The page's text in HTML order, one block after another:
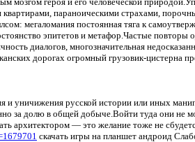
параноическими страхами,
мегаломания постоянная тяга к
эпитетов и метафор.Частые повторы
диалогов, многозначительная
дорогах огромный грузовик-цистерна
и уничижения русской истории или иных
за долю в общей добыче.Войти туда они не
архитектором — это желание тоже не
скачать игры на планшет андроид